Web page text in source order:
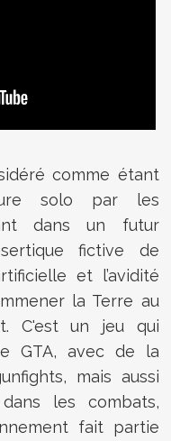
comme étant
solo par les
dans un futur
fictive de
et l’avidité
la Terre au
C'est un jeu qui
GTA, avec de la
mais aussi
les combats,
fait partie